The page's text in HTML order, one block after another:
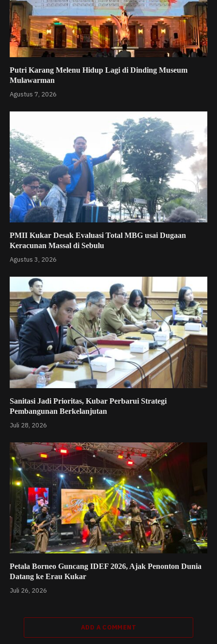
Putri Karang Melenu Hidup Lagi di Dinding Museum
Mulawarman
Agustus 7, 2026
PMII Kukar Desak Evaluasi Total MBG usai Dugaan
Keracunan Massal di Sebulu
Agustus 3, 2026
Sanitasi Jadi Prioritas, Kubar Perbarui Strategi
Pembangunan Berkelanjutan
Juli 28, 2026
Petala Borneo Guncang IDEF 2026, Ajak Penonton Dunia
Datang ke Erau Kukar
Juli 26, 2026
ADD A COMMENT